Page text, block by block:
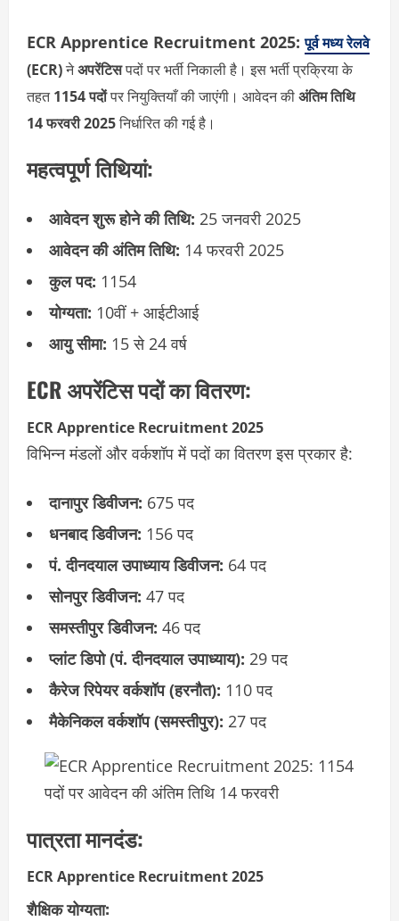
ECR Apprentice Recruitment 2025:पूर्व मध्य रेलवे
(ECR)नेअपरेंटिसपदों पर भर्ती निकाली है। इस भर्ती प्रक्रिया के
तहत1154 पदोंपर नियुक्तियाँ की जाएंगी। आवेदन कीअंतिम तिथि
14 फरवरी 2025निर्धारित की गई है।
महत्वपूर्ण तिथियां:
आवेदन शुरू होने की तिथि: 25 जनवरी 2025
आवेदन की अंतिम तिथि: 14 फरवरी 2025
कुल पद: 1154
योग्यता: 10वीं + आईटीआई
आयु सीमा: 15 से 24 वर्ष
ECR अपरेंटिस पदों का वितरण:
ECR Apprentice Recruitment 2025
विभिन्न मंडलों और वर्कशॉप में पदों का वितरण इस प्रकार है:
दानापुर डिवीजन: 675 पद
धनबाद डिवीजन: 156 पद
पं. दीनदयाल उपाध्याय डिवीजन: 64 पद
सोनपुर डिवीजन: 47 पद
समस्तीपुर डिवीजन: 46 पद
प्लांट डिपो (पं. दीनदयाल उपाध्याय): 29 पद
कैरेज रिपेयर वर्कशॉप (हरनौत): 110 पद
मैकेनिकल वर्कशॉप (समस्तीपुर): 27 पद
पात्रता मानदंड:
ECR Apprentice Recruitment 2025
शैक्षिक योग्यता: